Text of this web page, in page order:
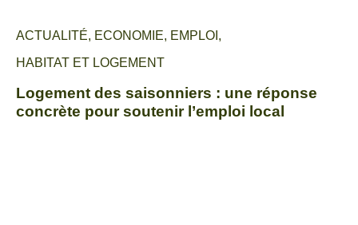
ACTUALITÉ, ECONOMIE, EMPLOI ,
HABITAT ET LOGEMENT
Logement des saisonniers : une réponse
concrète pour soutenir l’emploi local